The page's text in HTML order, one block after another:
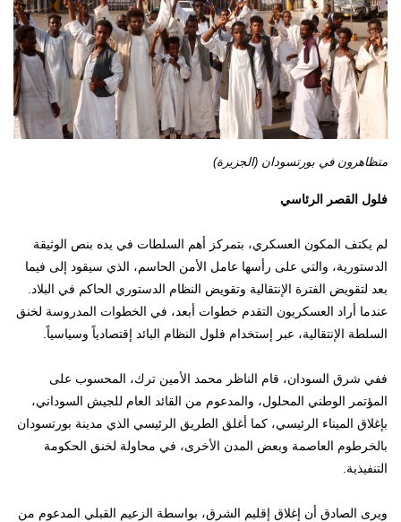
متظاهرون في بورتسودان (الجزيرة)
فلول القصر الرئاسي
لم يكتف المكون العسكري، بتمركز أهم السلطات في يده بنص الوثيقة
الدستورية، والتي على رأسها عامل الأمن الحاسم، الذي سيقود إلى فيما
بعد لتقويض الفترة الإنتقالية وتقويض النظام الدستوري الحاكم في البلاد.
عندما أراد العسكريون التقدم خطوات أبعد، في الخطوات المدروسة لخنق
السلطة الإنتقالية، عبر إستخدام فلول النظام البائد إقتصادياً وسياسياً.
ففي شرق السودان، قام الناظر محمد الأمين ترك، المحسوب على
المؤتمر الوطني المحلول، والمدعوم من القائد العام للجيش السوداني،
بإغلاق الميناء الرئيسي، كما أغلق الطريق الرئيسي الذي مدينة بورتسودان
بالخرطوم العاصمة وبعض المدن الأخرى، في محاولة لخنق الحكومة
التنفيذية.
ويرى الصادق أن إغلاق إقليم الشرق، بواسطة الزعيم القبلي المدعوم من